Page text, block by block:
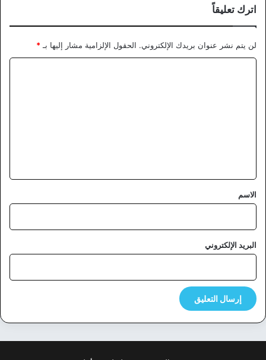
اترك تعليقاً
لن يتم نشر عنوان بريدك الإلكتروني. الحقول الإلزامية مشار إليها بـ*
*
الاسم
البريد الإلكتروني